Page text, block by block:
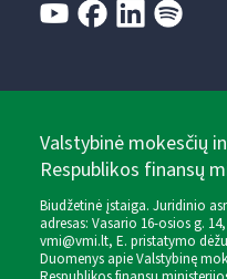
Valstybinė mokesčių
Respublikos finansų
Biudžetinė įstaiga. Juridinio
adresas: Vasario 16-osios g.
vmi@vmi.lt, E. pristatymo
Duomenys apie Valstybinę